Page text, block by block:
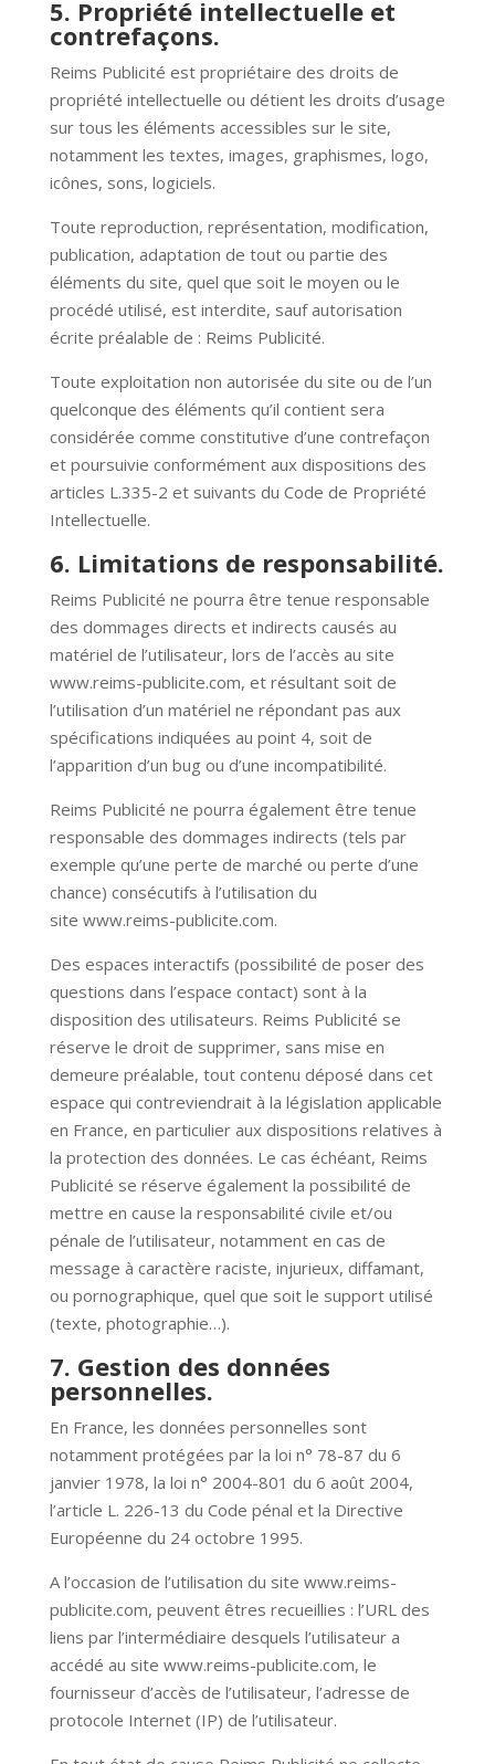
5. Propriété intellectuelle et
contrefaçons.
Reims Publicité est propriétaire des droits de
propriété intellectuelle ou détient les droits d’usage
sur tous les éléments accessibles sur le site,
notamment les textes, images, graphismes, logo,
icônes, sons, logiciels.
Toute reproduction, représentation, modification,
publication, adaptation de tout ou partie des
éléments du site, quel que soit le moyen ou le
procédé utilisé, est interdite, sauf autorisation
écrite préalable de : Reims Publicité.
Toute exploitation non autorisée du site ou de l’un
quelconque des éléments qu’il contient sera
considérée comme constitutive d’une contrefaçon
et poursuivie conformément aux dispositions des
articles L.335-2 et suivants du Code de Propriété
Intellectuelle.
6. Limitations de responsabilité.
Reims Publicité ne pourra être tenue responsable
des dommages directs et indirects causés au
matériel de l’utilisateur, lors de l’accès au site
www.reims-publicite.com, et résultant soit de
l’utilisation d’un matériel ne répondant pas aux
spécifications indiquées au point 4, soit de
l’apparition d’un bug ou d’une incompatibilité.
Reims Publicité ne pourra également être tenue
responsable des dommages indirects (tels par
exemple qu’une perte de marché ou perte d’une
chance) consécutifs à l’utilisation du
site www.reims-publicite.com.
Des espaces interactifs (possibilité de poser des
questions dans l’espace contact) sont à la
disposition des utilisateurs. Reims Publicité se
réserve le droit de supprimer, sans mise en
demeure préalable, tout contenu déposé dans cet
espace qui contreviendrait à la législation applicable
en France, en particulier aux dispositions relatives à
la protection des données. Le cas échéant, Reims
Publicité se réserve également la possibilité de
mettre en cause la responsabilité civile et/ou
pénale de l’utilisateur, notamment en cas de
message à caractère raciste, injurieux, diffamant,
ou pornographique, quel que soit le support utilisé
(texte, photographie…).
7. Gestion des données
personnelles.
En France, les données personnelles sont
notamment protégées par la loi n° 78-87 du 6
janvier 1978, la loi n° 2004-801 du 6 août 2004,
l’article L. 226-13 du Code pénal et la Directive
Européenne du 24 octobre 1995.
A l’occasion de l’utilisation du site www.reims-
publicite.com, peuvent êtres recueillies : l’URL des
liens par l’intermédiaire desquels l’utilisateur a
accédé au site www.reims-publicite.com, le
fournisseur d’accès de l’utilisateur, l’adresse de
protocole Internet (IP) de l’utilisateur.